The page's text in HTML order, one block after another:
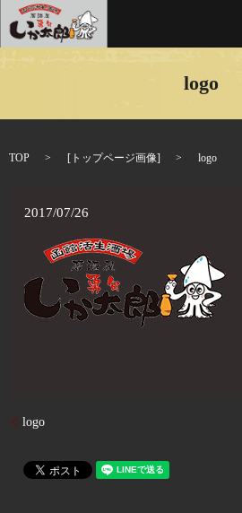
logo
TOP [ トップページ画像] logo
2017/07/26
logo